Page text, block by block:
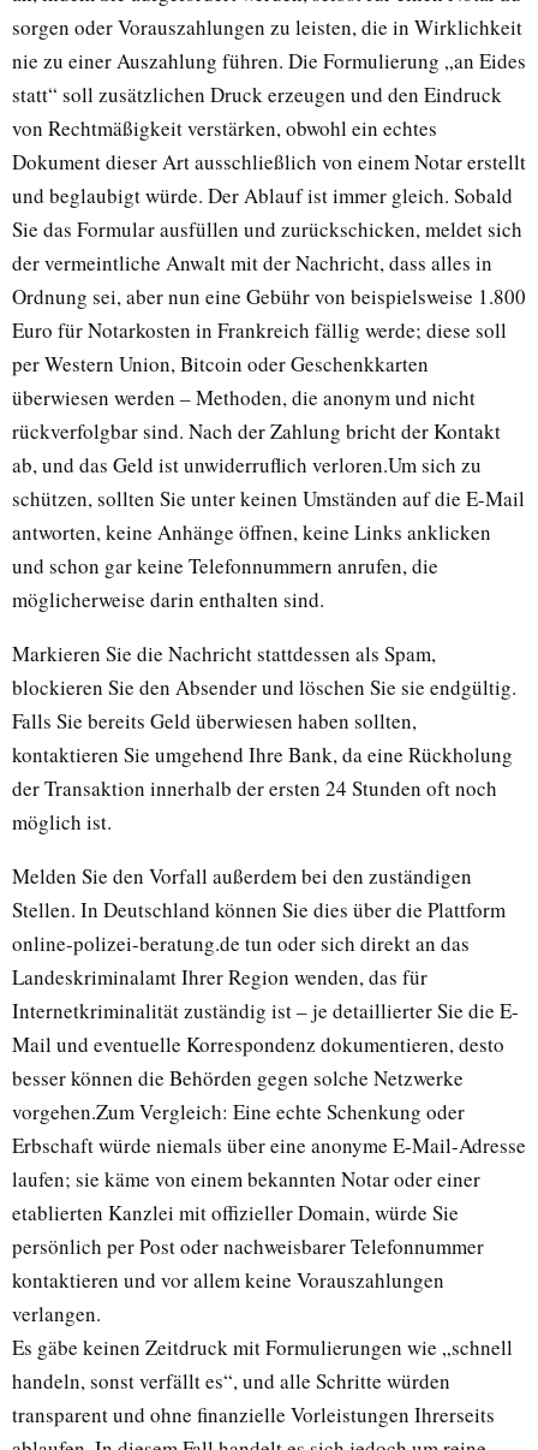
sorgen oder Vorauszahlungen zu leisten, die in Wirklichkeit
nie zu einer Auszahlung führen. Die Formulierung „an Eides
statt“ soll zusätzlichen Druck erzeugen und den Eindruck
von Rechtmäßigkeit verstärken, obwohl ein echtes
Dokument dieser Art ausschließlich von einem Notar erstellt
und beglaubigt würde. Der Ablauf ist immer gleich. Sobald
Sie das Formular ausfüllen und zurückschicken, meldet sich
der vermeintliche Anwalt mit der Nachricht, dass alles in
Ordnung sei, aber nun eine Gebühr von beispielsweise 1.800
Euro für Notarkosten in Frankreich fällig werde; diese soll
per Western Union, Bitcoin oder Geschenkkarten
überwiesen werden – Methoden, die anonym und nicht
rückverfolgbar sind. Nach der Zahlung bricht der Kontakt
ab, und das Geld ist unwiderruflich verloren.Um sich zu
schützen, sollten Sie unter keinen Umständen auf die E-Mail
antworten, keine Anhänge öffnen, keine Links anklicken
und schon gar keine Telefonnummern anrufen, die
möglicherweise darin enthalten sind.
Markieren Sie die Nachricht stattdessen als Spam,
blockieren Sie den Absender und löschen Sie sie endgültig.
Falls Sie bereits Geld überwiesen haben sollten,
kontaktieren Sie umgehend Ihre Bank, da eine Rückholung
der Transaktion innerhalb der ersten 24 Stunden oft noch
möglich ist.
Melden Sie den Vorfall außerdem bei den zuständigen
Stellen. In Deutschland können Sie dies über die Plattform
online-polizei-beratung.de tun oder sich direkt an das
Landeskriminalamt Ihrer Region wenden, das für
Internetkriminalität zuständig ist – je detaillierter Sie die E-
Mail und eventuelle Korrespondenz dokumentieren, desto
besser können die Behörden gegen solche Netzwerke
vorgehen.Zum Vergleich: Eine echte Schenkung oder
Erbschaft würde niemals über eine anonyme E-Mail-Adresse
laufen; sie käme von einem bekannten Notar oder einer
etablierten Kanzlei mit offizieller Domain, würde Sie
persönlich per Post oder nachweisbarer Telefonnummer
kontaktieren und vor allem keine Vorauszahlungen
verlangen.
Es gäbe keinen Zeitdruck mit Formulierungen wie „schnell
handeln, sonst verfällt es“, und alle Schritte würden
transparent und ohne finanzielle Vorleistungen Ihrerseits